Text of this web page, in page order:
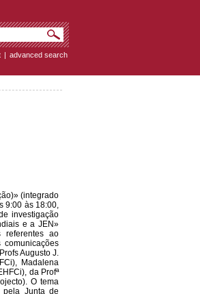
| advanced search
(integrado
9:00 às 18:00,
investigação
e a JEN»
referentes ao
Augusto J.
Madalena
da Profª
O tema
pela Junta de